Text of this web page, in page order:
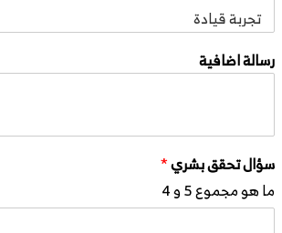
رسالة اضافية
سؤال تحقق بشري*
ما هو مجموع 5 و 4